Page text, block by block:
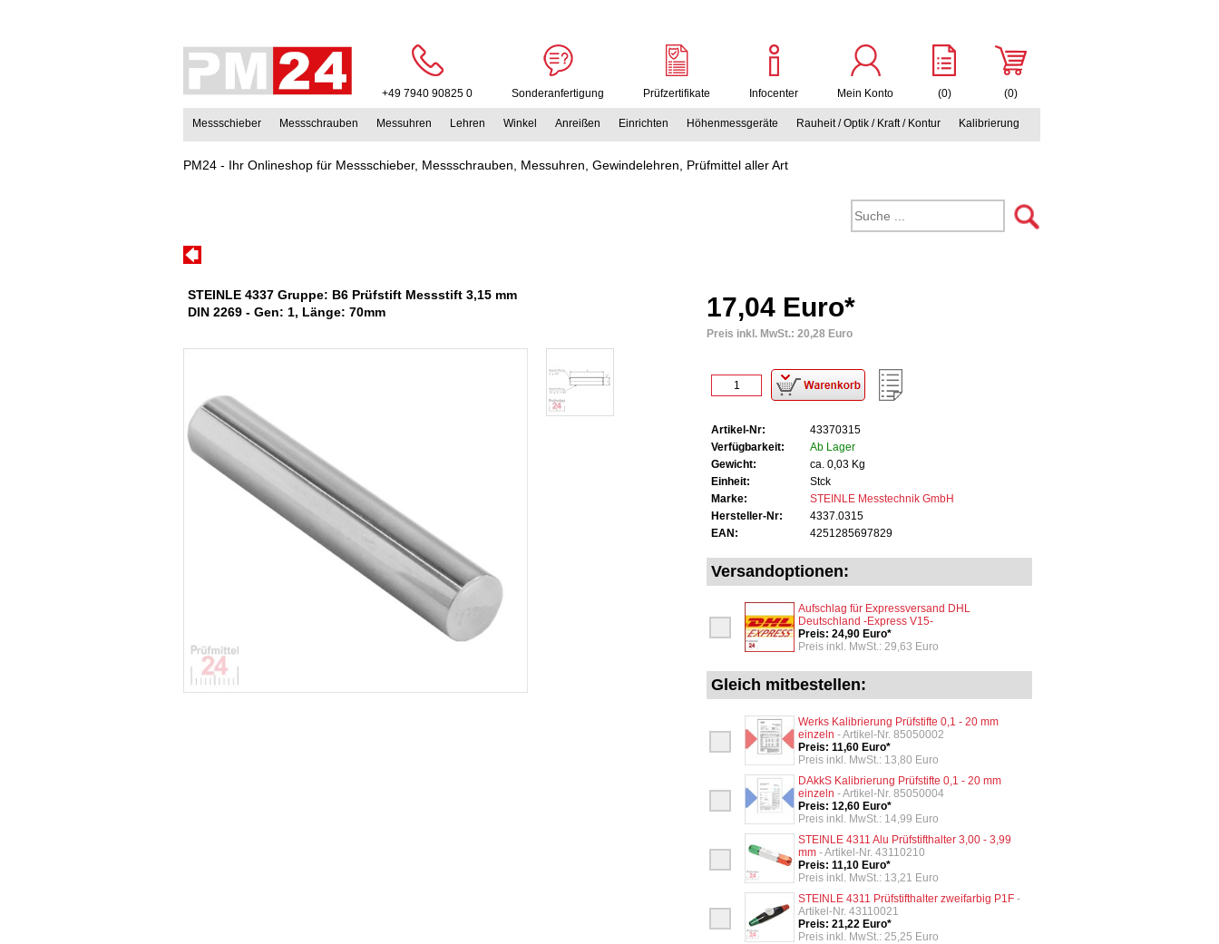
+49 7940 90825 0 Sonderanfertigung Prüfzertifikate Infocenter Mein Konto (0) (0)
Messschieber Messschrauben Messuhren Lehren Winkel Anreißen Einrichten Höhenmessgeräte Rauheit / Optik / Kraft / Kontur Kalibrierung
PM24 - Ihr Onlineshop für Messschieber, Messschrauben, Messuhren, Gewindelehren, Prüfmittel aller Art
STEINLE 4337 Gruppe: B6 Prüfstift Messstift 3,15 mm
DIN 2269 - Gen: 1, Länge: 70mm
17,04 Euro*
Preis inkl. MwSt.: 20,28 Euro
Artikel-Nr:
43370315
Verfügbarkeit:
Ab Lager
Gewicht:
ca. 0,03 Kg
Einheit:
Stck
Marke:
STEINLE Messtechnik GmbH
Hersteller-Nr:
4337.0315
EAN:
4251285697829
Versandoptionen:
Aufschlag für Expressversand DHL
Deutschland -Express V15-
Preis: 24,90 Euro*
Preis inkl. MwSt.: 29,63 Euro
Gleich mitbestellen:
Werks Kalibrierung Prüfstifte 0,1 - 20 mm
einzeln - Artikel-Nr. 85050002
Preis: 11,60 Euro*
Preis inkl. MwSt.: 13,80 Euro
DAkkS Kalibrierung Prüfstifte 0,1 - 20 mm
einzeln - Artikel-Nr. 85050004
Preis: 12,60 Euro*
Preis inkl. MwSt.: 14,99 Euro
STEINLE 4311 Alu Prüfstifthalter 3,00 - 3,99
mm - Artikel-Nr. 43110210
Preis: 11,10 Euro*
Preis inkl. MwSt.: 13,21 Euro
STEINLE 4311 Prüfstifthalter zweifarbig P1F -
Artikel-Nr. 43110021
Preis: 21,22 Euro*
Preis inkl. MwSt.: 25,25 Euro